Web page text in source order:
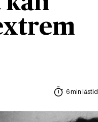
6 min lästid